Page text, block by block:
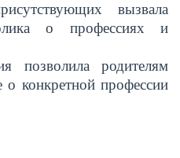
вызвала
о профессиях и
позволила родителям
о конкретной профессии